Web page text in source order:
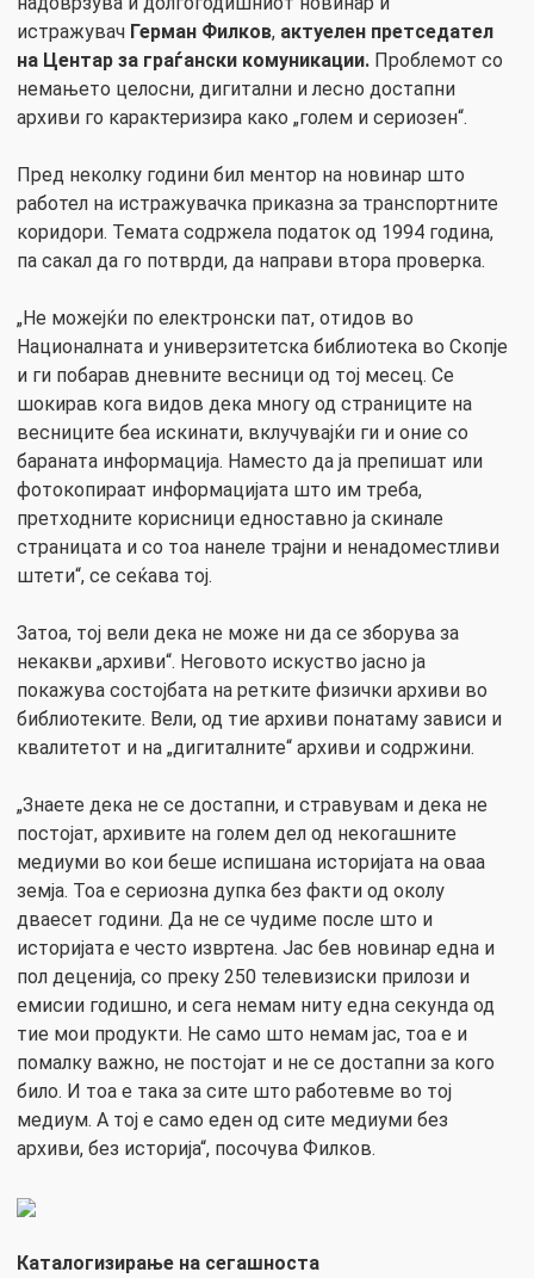
истражувач Герман Филков, актуелен претседател
на Центар за граѓански комуникации. Проблемот со
немањето целосни, дигитални и лесно достапни
архиви го карактеризира како „голем и сериозен“.
Пред неколку години бил ментор на новинар што
работел на истражувачка приказна за транспортните
коридори. Темата содржела податок од 1994 година,
па сакал да го потврди, да направи втора проверка.
„Не можејќи по електронски пат, отидов во
Националната и универзитетска библиотека во Скопје
и ги побарав дневните весници од тој месец. Се
шокирав кога видов дека многу од страниците на
весниците беа искинати, вклучувајќи ги и оние со
бараната информација. Наместо да ја препишат или
фотокопираат информацијата што им треба,
претходните корисници едноставно ја скинале
страницата и со тоа нанеле трајни и ненадоместливи
штети“, се сеќава тој.
Затоа, тој вели дека не може ни да се зборува за
некакви „архиви“. Неговото искуство јасно ја
покажува состојбата на ретките физички архиви во
библиотеките. Вели, од тие архиви понатаму зависи и
квалитетот и на „дигиталните“ архиви и содржини.
„Знаете дека не се достапни, и стравувам и дека не
постојат, архивите на голем дел од некогашните
медиуми во кои беше испишана историјата на оваа
земја. Тоа е сериозна дупка без факти од околу
дваесет години. Да не се чудиме после што и
историјата е често извртена. Јас бев новинар една и
пол деценија, со преку 250 телевизиски прилози и
емисии годишно, и сега немам ниту една секунда од
тие мои продукти. Не само што немам јас, тоа е и
помалку важно, не постојат и не се достапни за кого
било. И тоа е така за сите што работевме во тој
медиум. А тој е само еден од сите медиуми без
архиви, без историја“, посочува Филков.
Каталогизирање на сегашноста